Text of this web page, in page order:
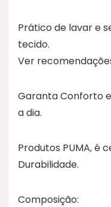
Prático de lavar e
tecido.
Ver
Garanta Conforto
a dia.
Produtos PUMA, é
Durabilidade.
Composição: